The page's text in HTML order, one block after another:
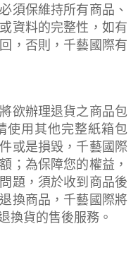
須保維持所有商品、
資料的完整性，如有
，否則，千藝國際有
欲辦理退貨之商品包
使用其他完整紙箱包
或是損毀，千藝國際
；為保障您的權益，
題，須於收到商品後
換商品，千藝國際將
換貨的售後服務。